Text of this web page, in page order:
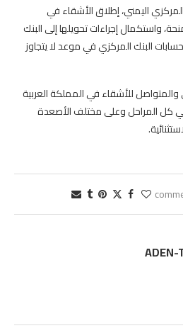
اليمني، إطلاق الأشقاء في
واستكمال إجراءات تحويلها إلى البنك
البنك المركزي في موعد لا يتجاوز
للأشقاء في المملكة العربية
كل المراحل وعلى مختلف الأصعدة
ADEN-